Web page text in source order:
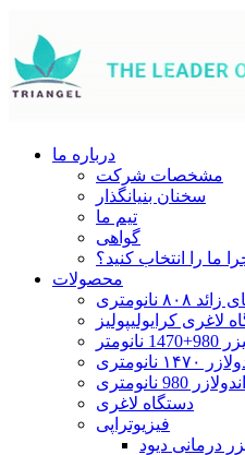
درباره ما
مشخصات شرکت
سخنان بنیانگذار
تیم ما
گواهی
ما را انتخاب کنید؟
محصولات
نانومتری
لاغری کرایولیپولیز
نانومتری
نانومتری
دستگاه لاغری
فیزیوتراپی
درمانی دیود